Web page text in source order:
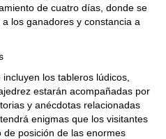
de cuatro días, donde se
los ganadores y constancia a
los tableros lúdicos,
estarán acompañadas por
y anécdotas relacionadas
enigmas que los visitantes
posición de las enormes